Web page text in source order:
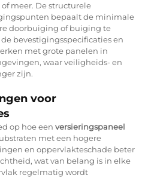
of meer. De structurele
bepaalt de minimale
doorbuiging of buiging te
bevestigingsspecificaties en
met grote panelen in
waar veiligheids- en
zijn.
voor
op hoe een versieringspaneel
met een hogere
en oppervlakteschade beter
wat van belang is in elke
regelmatig wordt